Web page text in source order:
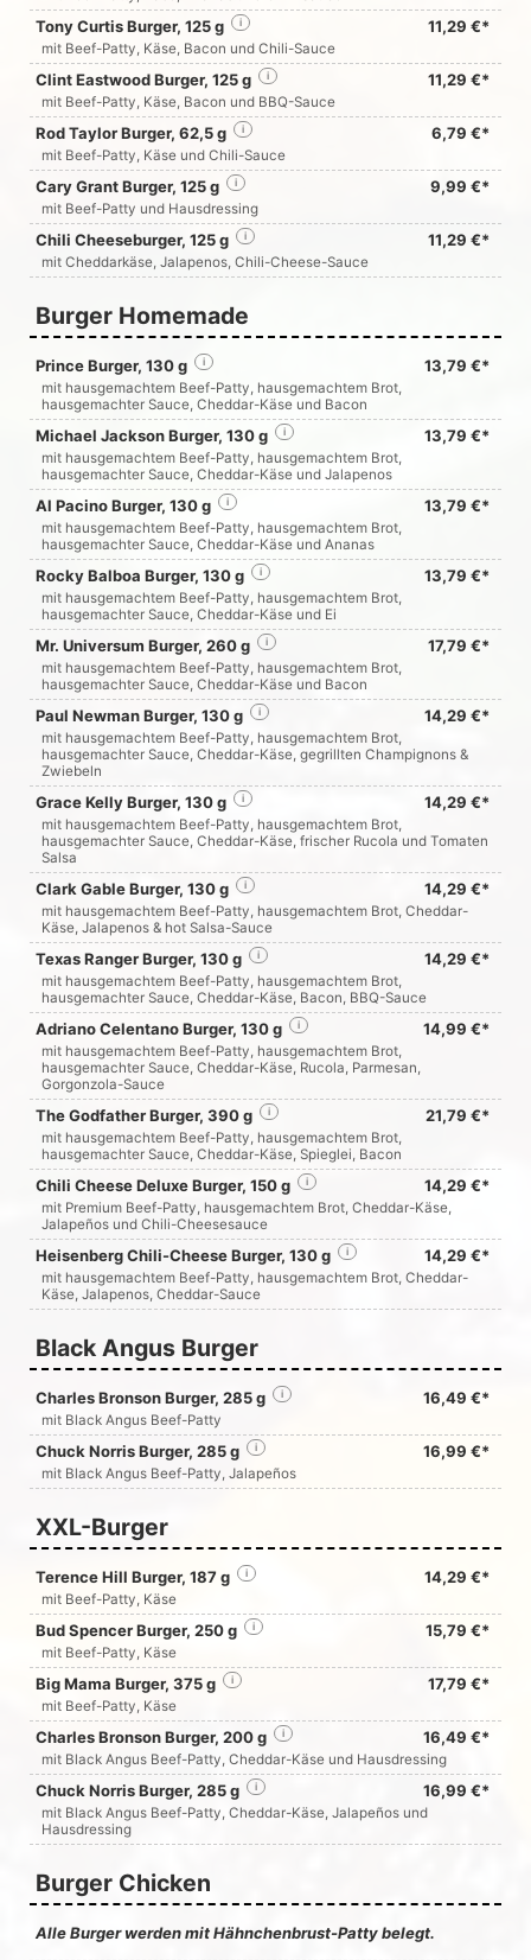
Tony Curtis Burger, 125 g 11,29 €*
i
mit Beef-Patty, Käse, Bacon und Chili-Sauce
Clint Eastwood Burger, 125 g 11,29 €*
i
mit Beef-Patty, Käse, Bacon und BBQ-Sauce
Rod Taylor Burger, 62,5 g 6,79 €*
i
mit Beef-Patty, Käse und Chili-Sauce
Cary Grant Burger, 125 g 9,99 €*
i
mit Beef-Patty und Hausdressing
Chili Cheeseburger, 125 g 11,29 €*
i
mit Cheddarkäse, Jalapenos, Chili-Cheese-Sauce
Burger Homemade
Prince Burger, 130 g 13,79 €*
i
mit hausgemachtem Beef-Patty, hausgemachtem Brot,
hausgemachter Sauce, Cheddar-Käse und Bacon
Michael Jackson Burger, 130 g 13,79 €*
i
mit hausgemachtem Beef-Patty, hausgemachtem Brot,
hausgemachter Sauce, Cheddar-Käse und Jalapenos
Al Pacino Burger, 130 g 13,79 €*
i
mit hausgemachtem Beef-Patty, hausgemachtem Brot,
hausgemachter Sauce, Cheddar-Käse und Ananas
Rocky Balboa Burger, 130 g 13,79 €*
i
mit hausgemachtem Beef-Patty, hausgemachtem Brot,
hausgemachter Sauce, Cheddar-Käse und Ei
Mr. Universum Burger, 260 g 17,79 €*
i
mit hausgemachtem Beef-Patty, hausgemachtem Brot,
hausgemachter Sauce, Cheddar-Käse und Bacon
Paul Newman Burger, 130 g 14,29 €*
i
mit hausgemachtem Beef-Patty, hausgemachtem Brot,
hausgemachter Sauce, Cheddar-Käse, gegrillten Champignons &
Zwiebeln
Grace Kelly Burger, 130 g 14,29 €*
i
mit hausgemachtem Beef-Patty, hausgemachtem Brot,
hausgemachter Sauce, Cheddar-Käse, frischer Rucola und Tomaten
Salsa
Clark Gable Burger, 130 g 14,29 €*
i
mit hausgemachtem Beef-Patty, hausgemachtem Brot, Cheddar-
Käse, Jalapenos & hot Salsa-Sauce
Texas Ranger Burger, 130 g 14,29 €*
i
mit hausgemachtem Beef-Patty, hausgemachtem Brot,
hausgemachter Sauce, Cheddar-Käse, Bacon, BBQ-Sauce
Adriano Celentano Burger, 130 g 14,99 €*
i
mit hausgemachtem Beef-Patty, hausgemachtem Brot,
hausgemachter Sauce, Cheddar-Käse, Rucola, Parmesan,
Gorgonzola-Sauce
The Godfather Burger, 390 g 21,79 €*
i
mit hausgemachtem Beef-Patty, hausgemachtem Brot,
hausgemachter Sauce, Cheddar-Käse, Spieglei, Bacon
Chili Cheese Deluxe Burger, 150 g 14,29 €*
i
mit Premium Beef-Patty, hausgemachtem Brot, Cheddar-Käse,
Jalapeños und Chili-Cheesesauce
Heisenberg Chili-Cheese Burger, 130 g 14,29 €*
i
mit hausgemachtem Beef-Patty, hausgemachtem Brot, Cheddar-
Käse, Jalapenos, Cheddar-Sauce
Black Angus Burger
Charles Bronson Burger, 285 g 16,49 €*
i
mit Black Angus Beef-Patty
Chuck Norris Burger, 285 g 16,99 €*
i
mit Black Angus Beef-Patty, Jalapeños
XXL-Burger
Terence Hill Burger, 187 g 14,29 €*
i
mit Beef-Patty, Käse
Bud Spencer Burger, 250 g 15,79 €*
i
mit Beef-Patty, Käse
Big Mama Burger, 375 g 17,79 €*
i
mit Beef-Patty, Käse
Charles Bronson Burger, 200 g 16,49 €*
i
mit Black Angus Beef-Patty, Cheddar-Käse und Hausdressing
Chuck Norris Burger, 285 g 16,99 €*
i
mit Black Angus Beef-Patty, Cheddar-Käse, Jalapeños und
Hausdressing
Burger Chicken
Alle Burger werden mit Hähnchenbrust-Patty belegt.